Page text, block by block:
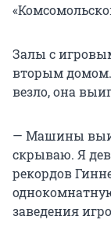
Залы с
вторым домом.
везло, она
— Машины
скрываю. Я
рекордов
заведения